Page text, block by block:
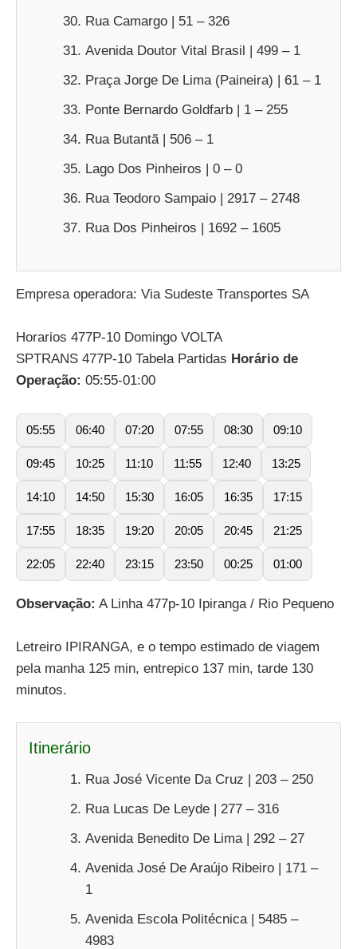
Rua Camargo | 51 – 326
Avenida Doutor Vital Brasil | 499 – 1
Praça Jorge De Lima (Paineira) | 61 – 1
Ponte Bernardo Goldfarb | 1 – 255
Rua Butantã | 506 – 1
Lago Dos Pinheiros | 0 – 0
Rua Teodoro Sampaio | 2917 – 2748
Rua Dos Pinheiros | 1692 – 1605
Empresa operadora: Via Sudeste Transportes SA
Horarios 477P-10 Domingo VOLTA
SPTRANS 477P-10 Tabela Partidas Horário de
Operação: 05:55-01:00
05:55 06:40 07:20 07:55 08:30 09:10
09:45 10:25 11:10 11:55 12:40 13:25
14:10 14:50 15:30 16:05 16:35 17:15
17:55 18:35 19:20 20:05 20:45 21:25
22:05 22:40 23:15 23:50 00:25 01:00
Observação: A Linha 477p-10 Ipiranga / Rio Pequeno
Letreiro IPIRANGA, e o tempo estimado de viagem
pela manha 125 min, entrepico 137 min, tarde 130
minutos.
Itinerário
Rua José Vicente Da Cruz | 203 – 250
Rua Lucas De Leyde | 277 – 316
Avenida Benedito De Lima | 292 – 27
Avenida José De Araújo Ribeiro | 171 –
1
Avenida Escola Politécnica | 5485 –
4983